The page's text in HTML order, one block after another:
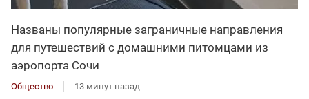
Названы популярные заграничные направления
для путешествий с домашними питомцами из
аэропорта Сочи
Общество 13 минут назад